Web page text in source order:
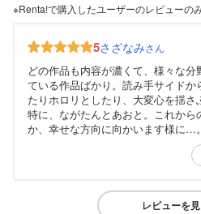
※Renta!で購入したユーザーのレビューの
5さざなみさん
どの作品も内容が濃くて、様々な
ている作品ばかり。読み手サイドか
たりホロリとしたり、大変心を揺さ
特に、ながたんとあおと。これから
か、幸せな方向に向かいます様に…。
レビューを